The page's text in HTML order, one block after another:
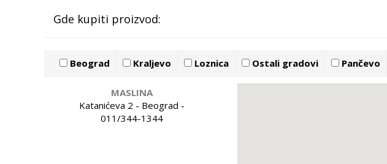
Gde kupiti proizvod:
Beograd Kraljevo Loznica Ostali gradovi Pančevo
MASLINA
Katanićeva 2 - Beograd -
011/344-1344